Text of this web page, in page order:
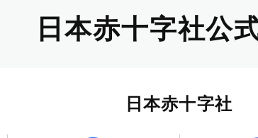
日本赤十字社公
日本赤十字社